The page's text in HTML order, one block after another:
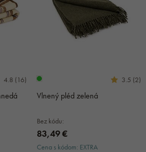
4.8 (16) 3.5 (2)
Vlnený pléd zelená
Bez kódu:
83,49 €
Cena s kódom: EXTRA